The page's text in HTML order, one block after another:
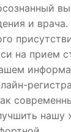
и врача.
на прием
нашу